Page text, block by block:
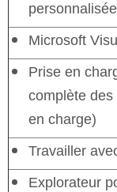
Microsoft
Prise en
complète
en charge)
Travailler
Explorateur